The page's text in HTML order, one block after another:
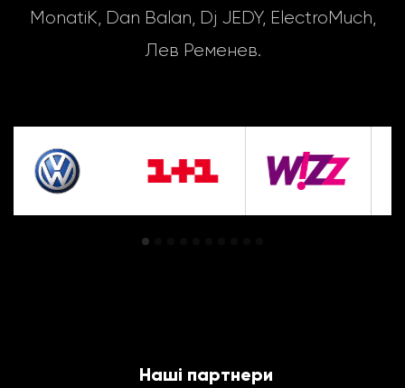
MonatiK, Dan Balan, Dj JEDY, ElectroMuch,
Лев Ременев.
Наші партнери